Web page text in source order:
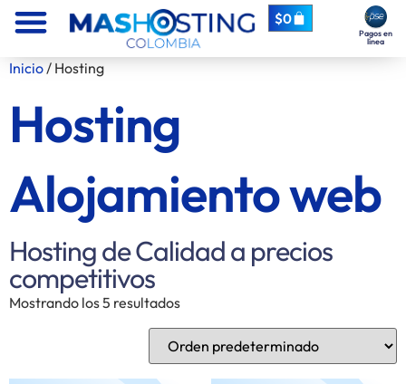
$0
Pagos en
línea
Inicio / Hosting
Hosting
Alojamiento web
Hosting de Calidad a precios
competitivos
Mostrando los 5 resultados